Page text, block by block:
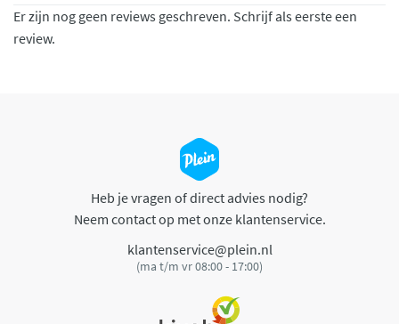
Er zijn nog geen reviews geschreven. Schrijf als eerste een
review.
Heb je vragen of direct advies nodig?
Neem contact op met onze klantenservice.
klantenservice@plein.nl
(ma t/m vr 08:00 - 17:00)